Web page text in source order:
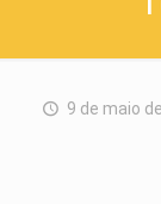
9 de maio